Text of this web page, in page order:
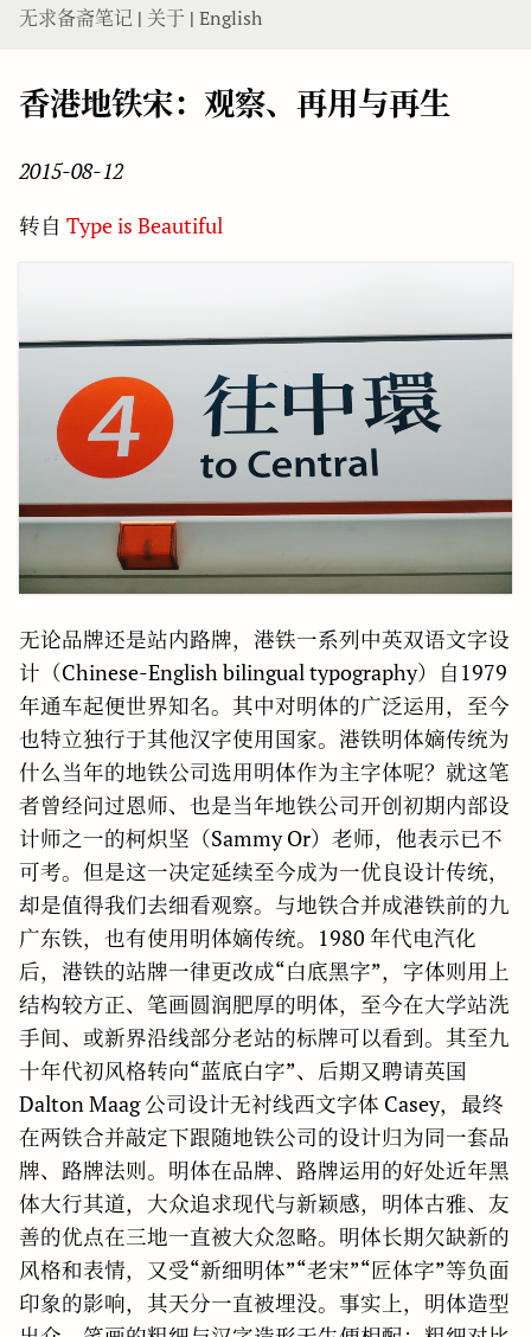
无求备斋笔记 | 关于 | English
香港地铁宋：观察、再用与再生
2015-08-12
转自 Type is Beautiful
无论品牌还是站内路牌，港铁一系列中英双语文字设
计（Chinese-English bilingual typography）自1979
年通车起便世界知名。其中对明体的广泛运用，至今
也特立独行于其他汉字使用国家。港铁明体嫡传统为
什么当年的地铁公司选用明体作为主字体呢？就这笔
者曾经问过恩师、也是当年地铁公司开创初期内部设
计师之一的柯炽坚（Sammy Or）老师，他表示已不
可考。但是这一决定延续至今成为一优良设计传统，
却是值得我们去细看观察。与地铁合并成港铁前的九
广东铁，也有使用明体嫡传统。1980 年代电汽化
后，港铁的站牌一律更改成“白底黑字”，字体则用上
结构较方正、笔画圆润肥厚的明体，至今在大学站洗
手间、或新界沿线部分老站的标牌可以看到。其至九
十年代初风格转向“蓝底白字”、后期又聘请英国
Dalton Maag 公司设计无衬线西文字体 Casey，最终
在两铁合并敲定下跟随地铁公司的设计归为同一套品
牌、路牌法则。明体在品牌、路牌运用的好处近年黑
体大行其道，大众追求现代与新颖感，明体古雅、友
善的优点在三地一直被大众忽略。明体长期欠缺新的
风格和表情，又受“新细明体”“老宋”“匠体字”等负面
印象的影响，其天分一直被埋没。事实上，明体造型